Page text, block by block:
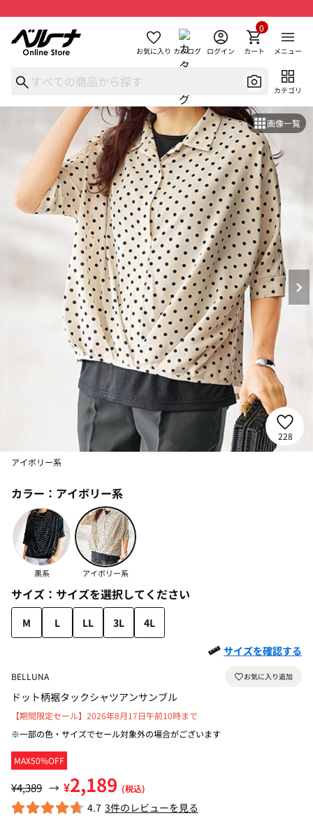
お気に入り カタログ ログイン カート
0
メニュー
カテゴリ
画像一覧
228
アイボリー系
カラー： アイボリー系
黒系 アイボリー系
サイズ： サイズを選択してください
M L LL 3L
4L
サイズを確認する
BELLUNA
ドット柄裾タックシャツアンサンブル
MAX50%OFF
【期間限定セール】2026年8月17日午前10時まで
※一部の色・サイズでセール対象外の場合がございます
¥4,389 → ¥2,189 (税込)
4.7 3件のレビューを見る